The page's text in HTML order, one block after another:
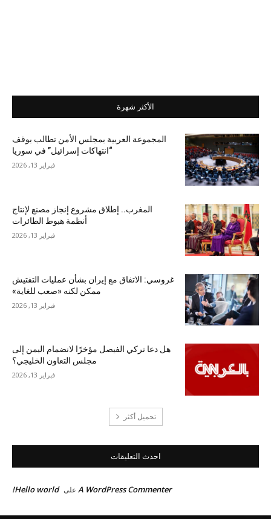
الأكثر شهرة
المجموعة العربية بمجلس الأمن تطالب بوقف
“انتهاكات إسرائيل” في سوريا
فبراير 13, 2026
المغرب.. إطلاق مشروع إنجاز مصنع لإنتاج
أنظمة هبوط الطائرات
فبراير 13, 2026
غروسي: الاتفاق مع إيران بشأن عمليات التفتيش
ممكن لكنه «صعب للغاية»
فبراير 13, 2026
هل دعا تركي الفيصل مؤخرًا لانضمام اليمن إلى
مجلس التعاون الخليجي؟
فبراير 13, 2026
تحميل أكثر
احدث التعليقات
A WordPress Commenter على Hello world!